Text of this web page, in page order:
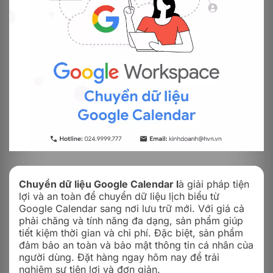
Chuyển dữ liệu Google Calendar là giải pháp tiện
lợi và an toàn để chuyển dữ liệu lịch biểu từ
Google Calendar sang nơi lưu trữ mới. Với giá cả
phải chăng và tính năng đa dạng, sản phẩm giúp
tiết kiệm thời gian và chi phí. Đặc biệt, sản phẩm
đảm bảo an toàn và bảo mật thông tin cá nhân của
người dùng. Đặt hàng ngay hôm nay để trải
nghiệm sự tiện lợi và đơn giản.